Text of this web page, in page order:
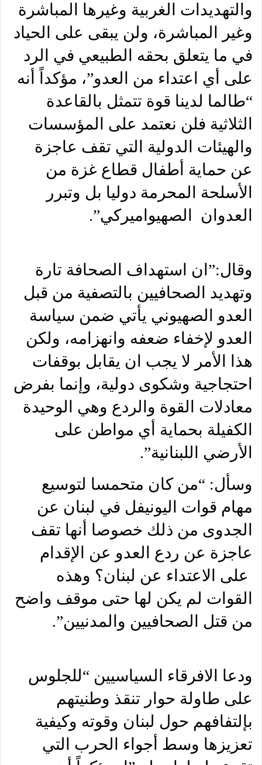
والتهديدات الغربية وغيرها المباشرة
وغير المباشرة، ولن يبقى على الحياد
في ما يتعلق بحقه الطبيعي في الرد
على أي اعتداء من العدو”، مؤكداً أنه
“طالما لدينا قوة تتمثل بالقاعدة
الثلاثية فلن نعتمد على المؤسسات
والهيئات الدولية التي تقف عاجزة
عن حماية أطفال قطاع غزة من
الأسلحة المحرمة دوليا بل وتبرر
العدوان الصهيواميركي”.
وقال:”ان استهداف الصحافة تارة
وتهديد الصحافيين بالتصفية من قبل
العدو الصهيوني يأتي ضمن سياسة
العدو لإخفاء ضعفه وانهزامه، ولكن
هذا الأمر لا يجب ان يقابل بوقفات
احتجاجية وشكوى دولية، وإنما بفرض
معادلات القوة والردع وهي الوحيدة
الكفيلة بحماية أي مواطن على
الأرضي اللبنانية”.
وسأل: “من كان متحمسا لتوسيع
مهام قوات اليونيفل في لبنان عن
الجدوى من ذلك خصوصا أنها تقف
عاجزة عن ردع العدو عن الإقدام
على الاعتداء عن لبنان؟ وهذه
القوات لم يكن لها حتى موقف واضح
من قتل الصحافيين والمدنيين”.
ودعا الافرقاء السياسيين “للجلوس
على طاولة حوار تنقذ وطنيتهم
بإلتفافهم حول لبنان وقوته وكيفية
تعزيزها وسط أجواء الحرب التي